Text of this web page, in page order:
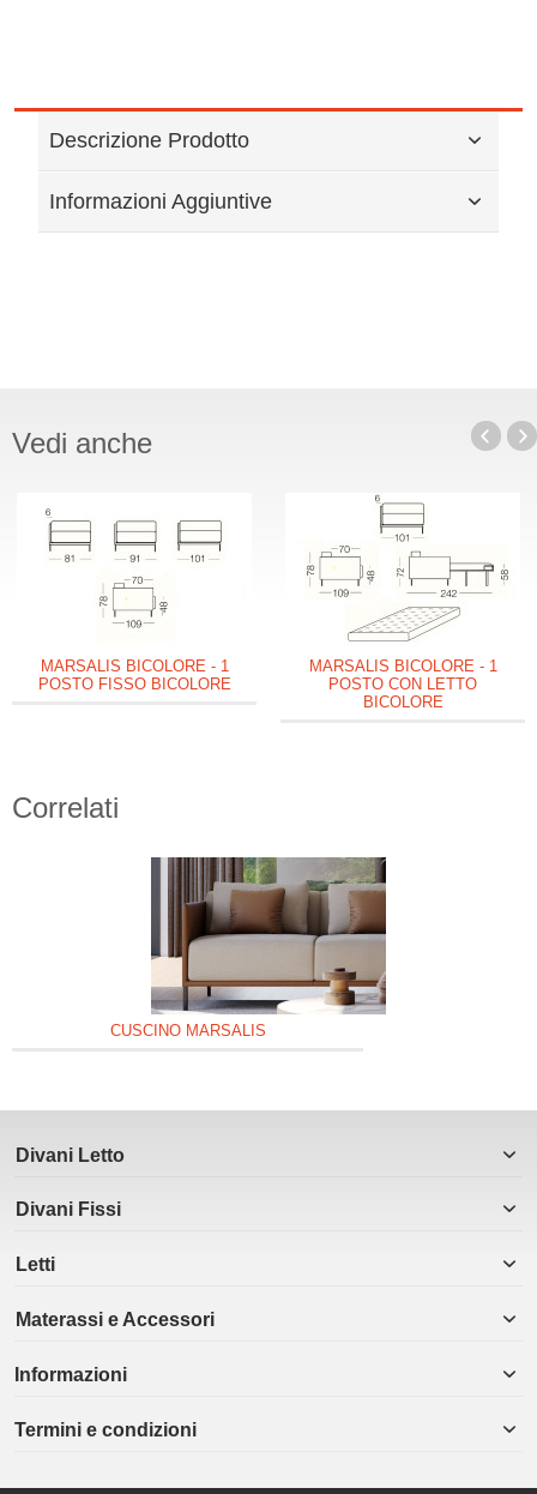
Descrizione Prodotto
Informazioni Aggiuntive
Vedi anche
MARSALIS BICOLORE - 1
POSTO FISSO BICOLORE
MARSALIS BICOLORE - 1
POSTO CON LETTO
BICOLORE
Correlati
CUSCINO MARSALIS
Divani Letto
Divani Fissi
Letti
Materassi e Accessori
Informazioni
Termini e condizioni